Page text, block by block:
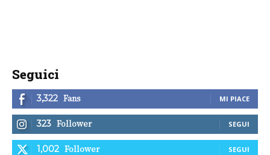
Seguici
3,322 Fans MI PIACE
323 Follower SEGUI
1,002 Follower SEGUI